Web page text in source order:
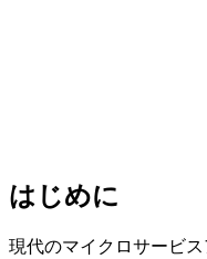
はじめに
現代のマイクロサービ